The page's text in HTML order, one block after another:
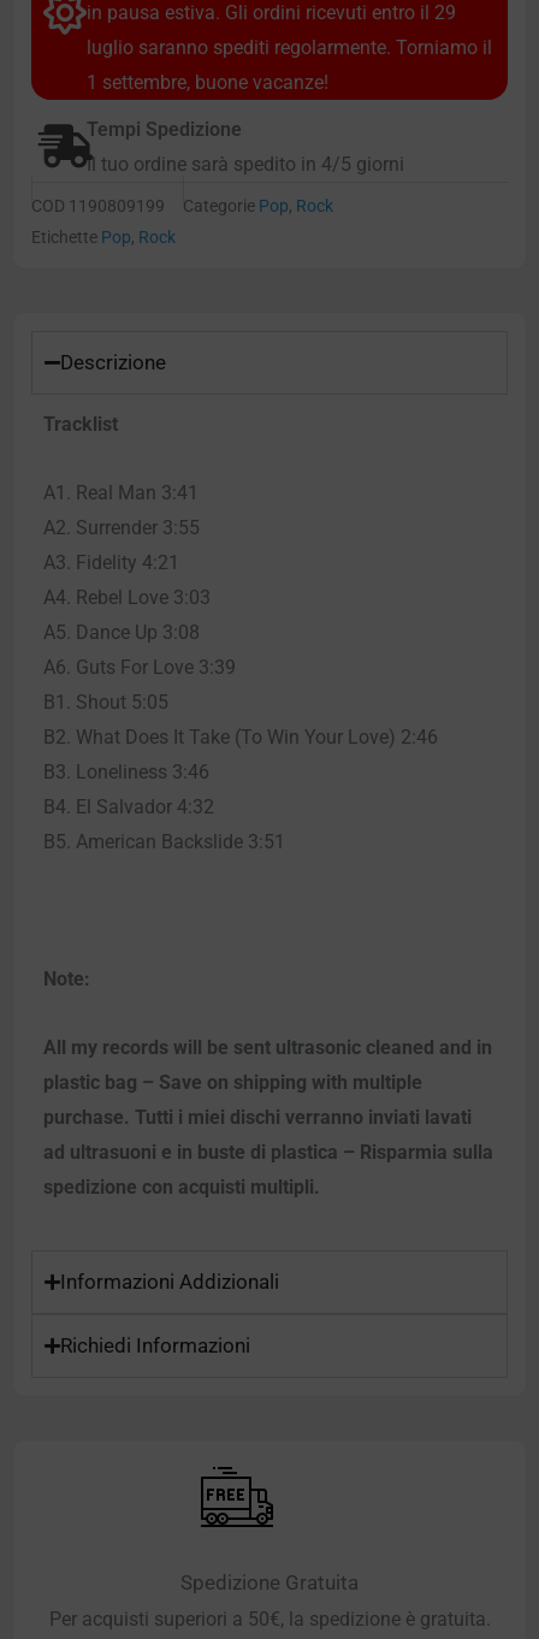
in pausa estiva. Gli ordini ricevuti entro il 29
luglio saranno spediti regolarmente. Torniamo il
1 settembre, buone vacanze!
Tempi Spedizione
Il tuo ordine sarà spedito in 4/5 giorni
COD 1190809199 Categorie Pop, Rock
Etichette Pop, Rock
Descrizione
Tracklist
A1. Real Man 3:41
A2. Surrender 3:55
A3. Fidelity 4:21
A4. Rebel Love 3:03
A5. Dance Up 3:08
A6. Guts For Love 3:39
B1. Shout 5:05
B2. What Does It Take (To Win Your Love) 2:46
B3. Loneliness 3:46
B4. El Salvador 4:32
B5. American Backslide 3:51
Note:
All my records will be sent ultrasonic cleaned and in
plastic bag – Save on shipping with multiple
purchase. Tutti i miei dischi verranno inviati lavati
ad ultrasuoni e in buste di plastica – Risparmia sulla
spedizione con acquisti multipli.
Informazioni Addizionali
Richiedi Informazioni
Spedizione Gratuita
Per acquisti superiori a 50€, la spedizione è gratuita.